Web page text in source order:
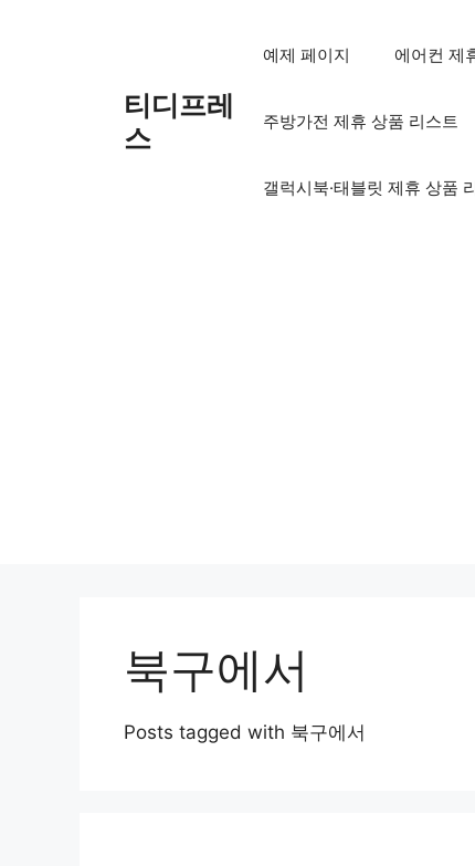
티디프레
스
예제 페이지 에어컨 제
주방가전 제휴 상품 리스트
갤럭시북·태블릿 제휴 상품
북구에서
Posts tagged with 북구에서